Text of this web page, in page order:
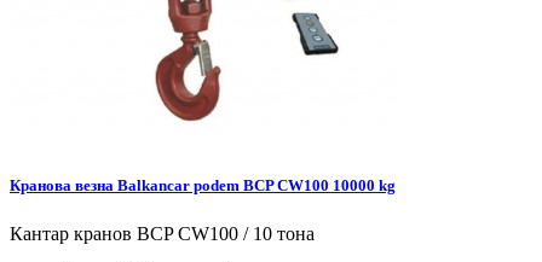
Кранова везна Balkancar podem BCP CW100 10000 kg
Кантар кранов BCP CW100 / 10 тона